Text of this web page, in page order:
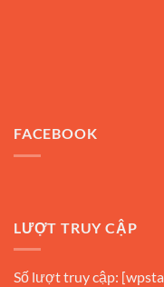
FACEBOOK
LƯỢT TRUY CẬP
Số lượt truy cập: